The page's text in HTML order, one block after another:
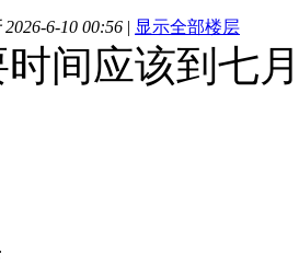
6-10 00:56 | 显示全部楼层
时间应该到七